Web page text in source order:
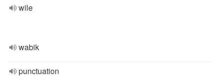
wile
wabik
punctuation